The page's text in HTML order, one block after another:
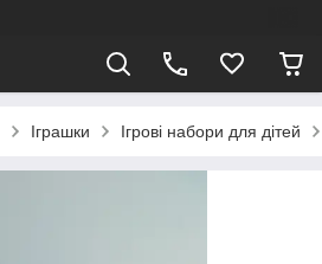
Іграшки Ігрові набори для дітей